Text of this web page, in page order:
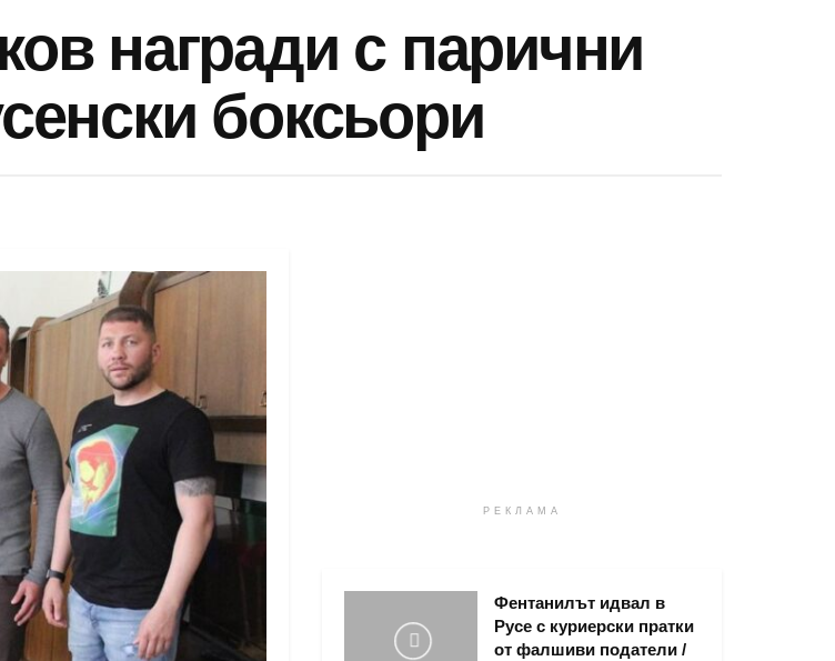
награди с парични
боксьори
РЕКЛАМА
Фентанилът идвал в
Русе с куриерски пратки
от фалшиви податели /